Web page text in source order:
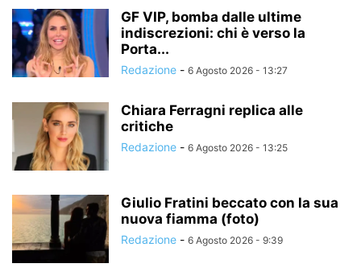
GF VIP, bomba dalle ultime
indiscrezioni: chi è verso la
Porta...
Redazione - 6 Agosto 2026 - 13:27
Chiara Ferragni replica alle
critiche
Redazione - 6 Agosto 2026 - 13:25
Giulio Fratini beccato con la sua
nuova fiamma (foto)
Redazione - 6 Agosto 2026 - 9:39